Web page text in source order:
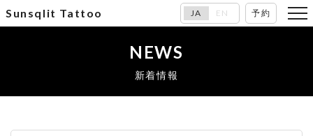
Sunsqlit Tattoo JA EN 予約
NEWS
新着情報